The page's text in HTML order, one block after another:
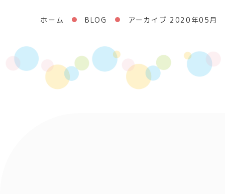
ホーム BLOG アーカイブ 2020年05月